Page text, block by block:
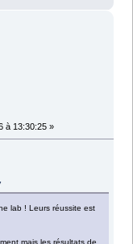
à 13:30:25 »
lab ! Leurs réussite est
mais les résultats de